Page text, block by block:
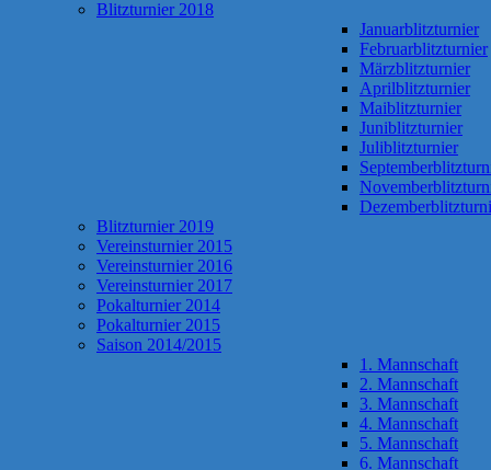
Blitzturnier 2018
Januarblitzturnier
Februarblitzturnier
Märzblitzturnier
Aprilblitzturnier
Maiblitzturnier
Juniblitzturnier
Juliblitzturnier
Blitzturnier 2019
Vereinsturnier 2015
Vereinsturnier 2016
Vereinsturnier 2017
Pokalturnier 2014
Pokalturnier 2015
Saison 2014/2015
1. Mannschaft
2. Mannschaft
3. Mannschaft
4. Mannschaft
5. Mannschaft
6. Mannschaft